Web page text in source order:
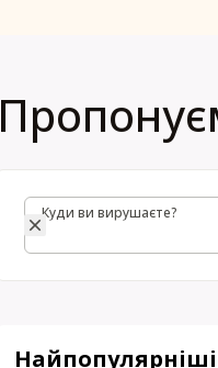
Куди ви вирушаєте?
Куди ви вирушаєте?